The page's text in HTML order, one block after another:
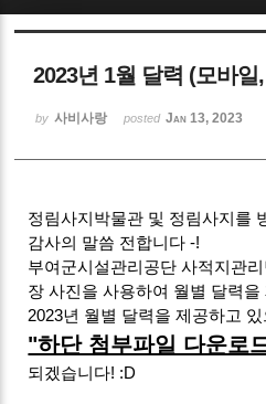
2023년 1월 달력 (모바일
by 사비사랑 posted Jan 13, 2023
정림사지박물관 및 정림사지를
감사의 말씀 전합니다 -!
부여군시설관리공단 사적지관
장 사진을 사용하여 월별 달력
2023년 월별 달력을 제공하고 있
"하단 첨부파일 다운로
되겠습니다! :D
Sketchbook5,
Sketchbook5,